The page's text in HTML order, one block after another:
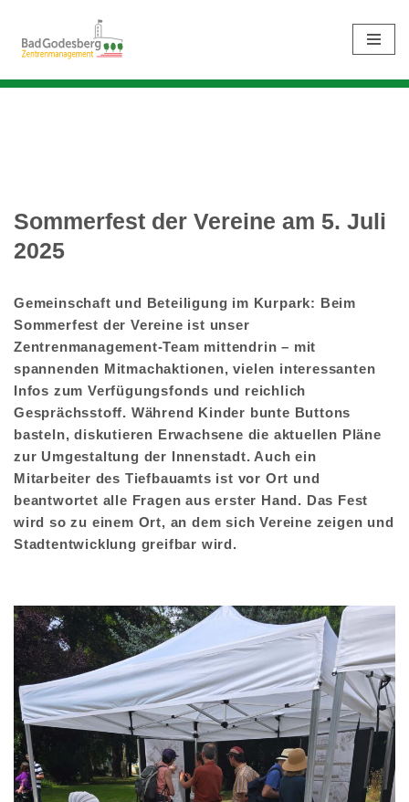
Zum
springen
Sommerfest der Vereine am 5. Juli
2025
Gemeinschaft und Beteiligung im Kurpark: Beim
Sommerfest der Vereine ist unser
Zentrenmanagement-Team mittendrin – mit
spannenden Mitmachaktionen, vielen interessanten
Infos zum Verfügungsfonds und reichlich
Gesprächsstoff. Während Kinder bunte Buttons
basteln, diskutieren Erwachsene die aktuellen Pläne
zur Umgestaltung der Innenstadt. Auch ein
Mitarbeiter des Tiefbauamts ist vor Ort und
beantwortet alle Fragen aus erster Hand. Das Fest
wird so zu einem Ort, an dem sich Vereine zeigen und
Stadtentwicklung greifbar wird.